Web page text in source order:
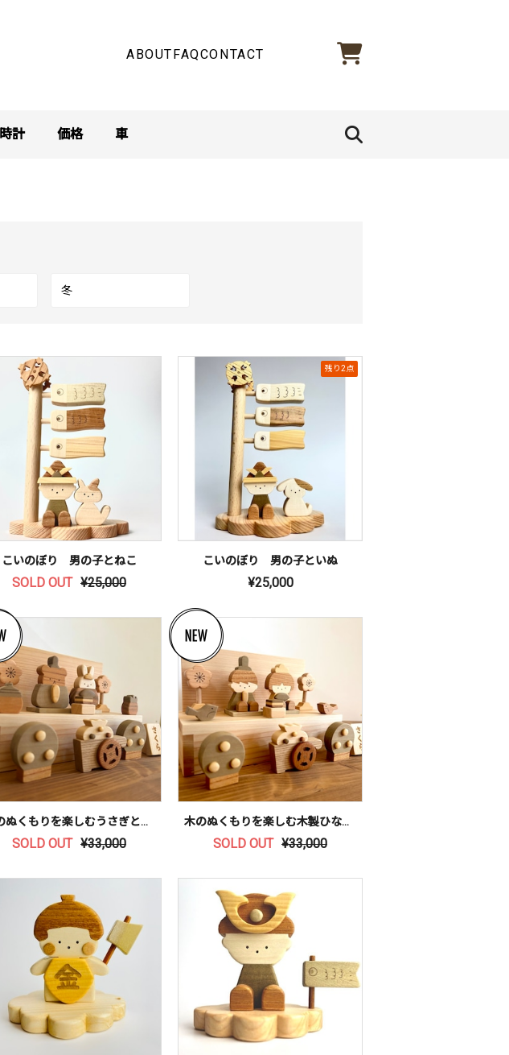
ABOUT FAQCONTACT
時計 価格 車
冬
こいのぼり 男の子とねこ
SOLD OUT ¥25,000
残り2点
こいのぼり 男の子といぬ
¥25,000
木のぬくもりを楽しむうさぎとくまのひな人形
SOLD OUT ¥33,000
木のぬくもりを楽しむ木製ひな人形
SOLD OUT ¥33,000